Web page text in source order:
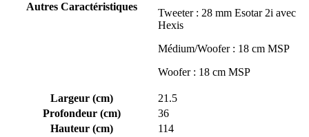
Autres Caractéristiques
Tweeter : 28 mm Esotar 2i avec
Hexis
Médium/Woofer : 18 cm MSP
Woofer : 18 cm MSP
Largeur (cm)
21.5
Profondeur (cm)
36
Hauteur (cm)
114